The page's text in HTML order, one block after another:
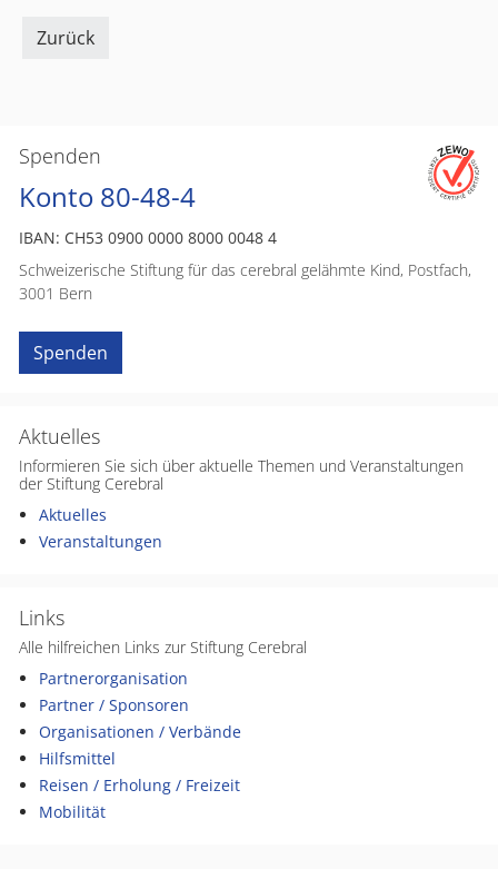
Spenden
Konto 80-48-4
IBAN: CH53 0900 0000 8000 0048 4
Schweizerische Stiftung für das cerebral gelähmte Kind, Postfach,
3001 Bern
Spenden
Aktuelles
Informieren Sie sich über aktuelle Themen und Veranstaltungen
der Stiftung Cerebral
Aktuelles
Veranstaltungen
Links
Alle hilfreichen Links zur Stiftung Cerebral
Partnerorganisation
Partner / Sponsoren
Organisationen / Verbände
Hilfsmittel
Reisen / Erholung / Freizeit
Mobilität
Zurück